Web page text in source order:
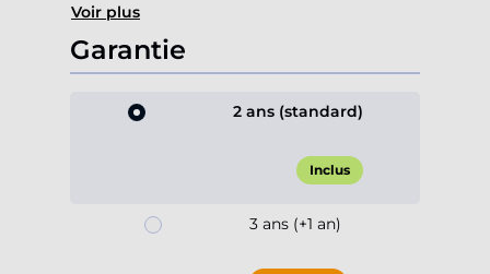
Voir plus
Garantie
2 ans (standard)
Inclus
3 ans (+1 an)